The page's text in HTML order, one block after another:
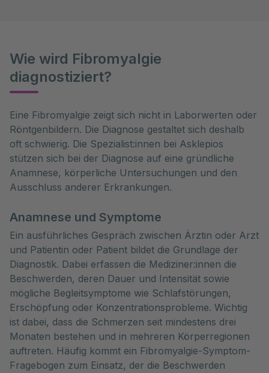
Wie wird Fibromyalgie
diagnostiziert?
Eine Fibromyalgie zeigt sich nicht in Laborwerten oder
Röntgenbildern. Die Diagnose gestaltet sich deshalb
oft schwierig. Die Spezialist:innen bei Asklepios
stützen sich bei der Diagnose auf eine gründliche
Anamnese, körperliche Untersuchungen und den
Ausschluss anderer Erkrankungen.
Anamnese und Symptome
Ein ausführliches Gespräch zwischen Ärztin oder Arzt
und Patientin oder Patient bildet die Grundlage der
Diagnostik. Dabei erfassen die Mediziner:innen die
Beschwerden, deren Dauer und Intensität sowie
mögliche Begleitsymptome wie Schlafstörungen,
Erschöpfung oder Konzentrationsprobleme. Wichtig
ist dabei, dass die Schmerzen seit mindestens drei
Monaten bestehen und in mehreren Körperregionen
auftreten. Häufig kommt ein Fibromyalgie-Symptom-
Fragebogen zum Einsatz, der die Beschwerden